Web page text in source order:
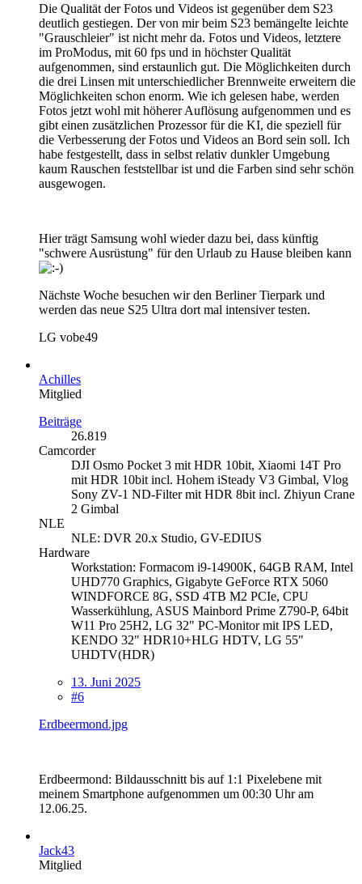
Die Qualität der Fotos und Videos ist gegenüber dem S23
deutlich gestiegen. Der von mir beim S23 bemängelte leichte
"Grauschleier" ist nicht mehr da. Fotos und Videos, letztere
im ProModus, mit 60 fps und in höchster Qualität
aufgenommen, sind erstaunlich gut. Die Möglichkeiten durch
die drei Linsen mit unterschiedlicher Brennweite erweitern die
Möglichkeiten schon enorm. Wie ich gelesen habe, werden
Fotos jetzt wohl mit höherer Auflösung aufgenommen und es
gibt einen zusätzlichen Prozessor für die KI, die speziell für
die Verbesserung der Fotos und Videos an Bord sein soll. Ich
habe festgestellt, dass in selbst relativ dunkler Umgebung
kaum Rauschen feststellbar ist und die Farben sind sehr schön
ausgewogen.
Hier trägt Samsung wohl wieder dazu bei, dass künftig
"schwere Ausrüstung" für den Urlaub zu Hause bleiben kann
Nächste Woche besuchen wir den Berliner Tierpark und
werden das neue S25 Ultra dort mal intensiver testen.
LG vobe49
Achilles
Mitglied
Beiträge
26.819
Camcorder
DJI Osmo Pocket 3 mit HDR 10bit, Xiaomi 14T Pro
mit HDR 10bit incl. Hohem iSteady V3 Gimbal, Vlog
Sony ZV-1 ND-Filter mit HDR 8bit incl. Zhiyun Crane
2 Gimbal
NLE
NLE: DVR 20.x Studio, GV-EDIUS
Hardware
Workstation: Formacom i9-14900K, 64GB RAM, Intel
UHD770 Graphics, Gigabyte GeForce RTX 5060
WINDFORCE 8G, SSD 4TB M2 PCIe, CPU
Wasserkühlung, ASUS Mainbord Prime Z790-P, 64bit
W11 Pro 25H2, LG 32" PC-Monitor mit IPS LED,
KENDO 32" HDR10+HLG HDTV, LG 55"
UHDTV(HDR)
13. Juni 2025
#6
Erdbeermond.jpg
Erdbeermond: Bildausschnitt bis auf 1:1 Pixelebene mit
meinem Smartphone aufgenommen um 00:30 Uhr am
12.06.25.
Jack43
Mitglied